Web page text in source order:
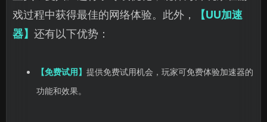
戏过程中获得最佳的网络体验。此外，
【UU加速
器】 还有以下优势：
【免费试用】 提供免费试用机会，玩家可免费体验加速器的
功能和效果。